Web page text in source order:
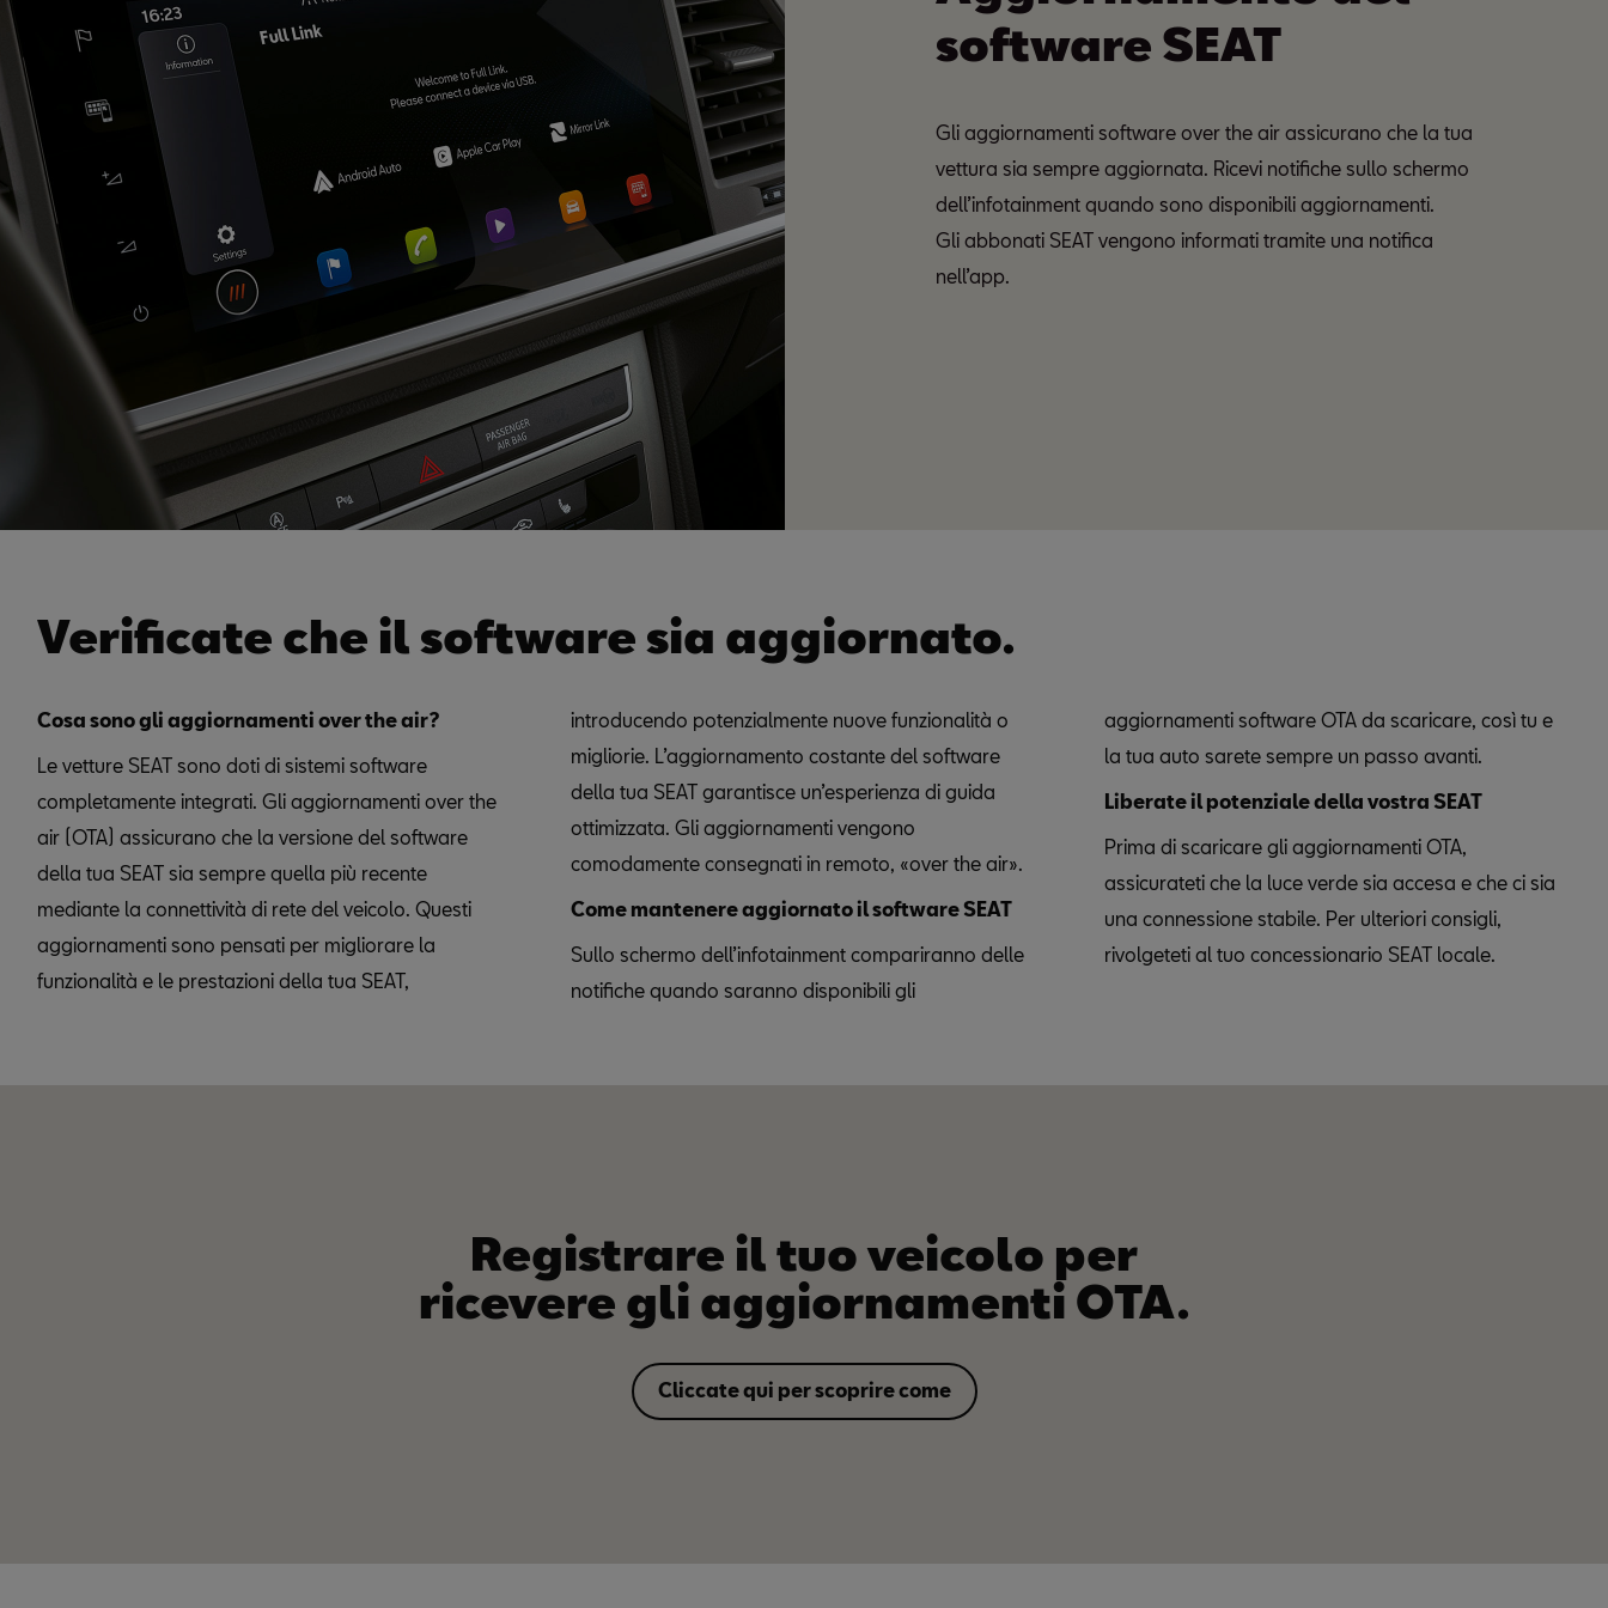
software SEAT
Gli aggiornamenti software over the air assicurano che la tua
vettura sia sempre aggiornata. Ricevi notifiche sullo schermo
dell’infotainment quando sono disponibili aggiornamenti.
Gli abbonati SEAT vengono informati tramite una notifica
nell’app.
Verificate che il software sia aggiornato.
Cosa sono gli aggiornamenti over the air?
Le vetture SEAT sono doti di sistemi software
completamente integrati. Gli aggiornamenti over the
air (OTA) assicurano che la versione del software
della tua SEAT sia sempre quella più recente
mediante la connettività di rete del veicolo. Questi
aggiornamenti sono pensati per migliorare la
funzionalità e le prestazioni della tua SEAT,
introducendo potenzialmente nuove funzionalità o
migliorie. L’aggiornamento costante del software
della tua SEAT garantisce un’esperienza di guida
ottimizzata. Gli aggiornamenti vengono
comodamente consegnati in remoto, «over the air».
Come mantenere aggiornato il software SEAT
Sullo schermo dell’infotainment compariranno delle
notifiche quando saranno disponibili gli
aggiornamenti software OTA da scaricare, così tu e
la tua auto sarete sempre un passo avanti.
Liberate il potenziale della vostra SEAT
Prima di scaricare gli aggiornamenti OTA,
assicurateti che la luce verde sia accesa e che ci sia
una connessione stabile. Per ulteriori consigli,
rivolgeteti al tuo concessionario SEAT locale.
Registrare il tuo veicolo per
ricevere gli aggiornamenti OTA.
Cliccate qui per scoprire come